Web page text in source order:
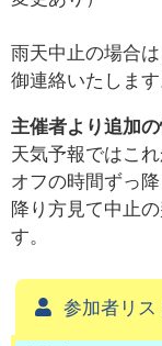
雨天中止の場合
御連絡いたします
主催者より追加
天気予報ではこ
オフの時間ずっ
降り方見て中止
す。
参加者リス